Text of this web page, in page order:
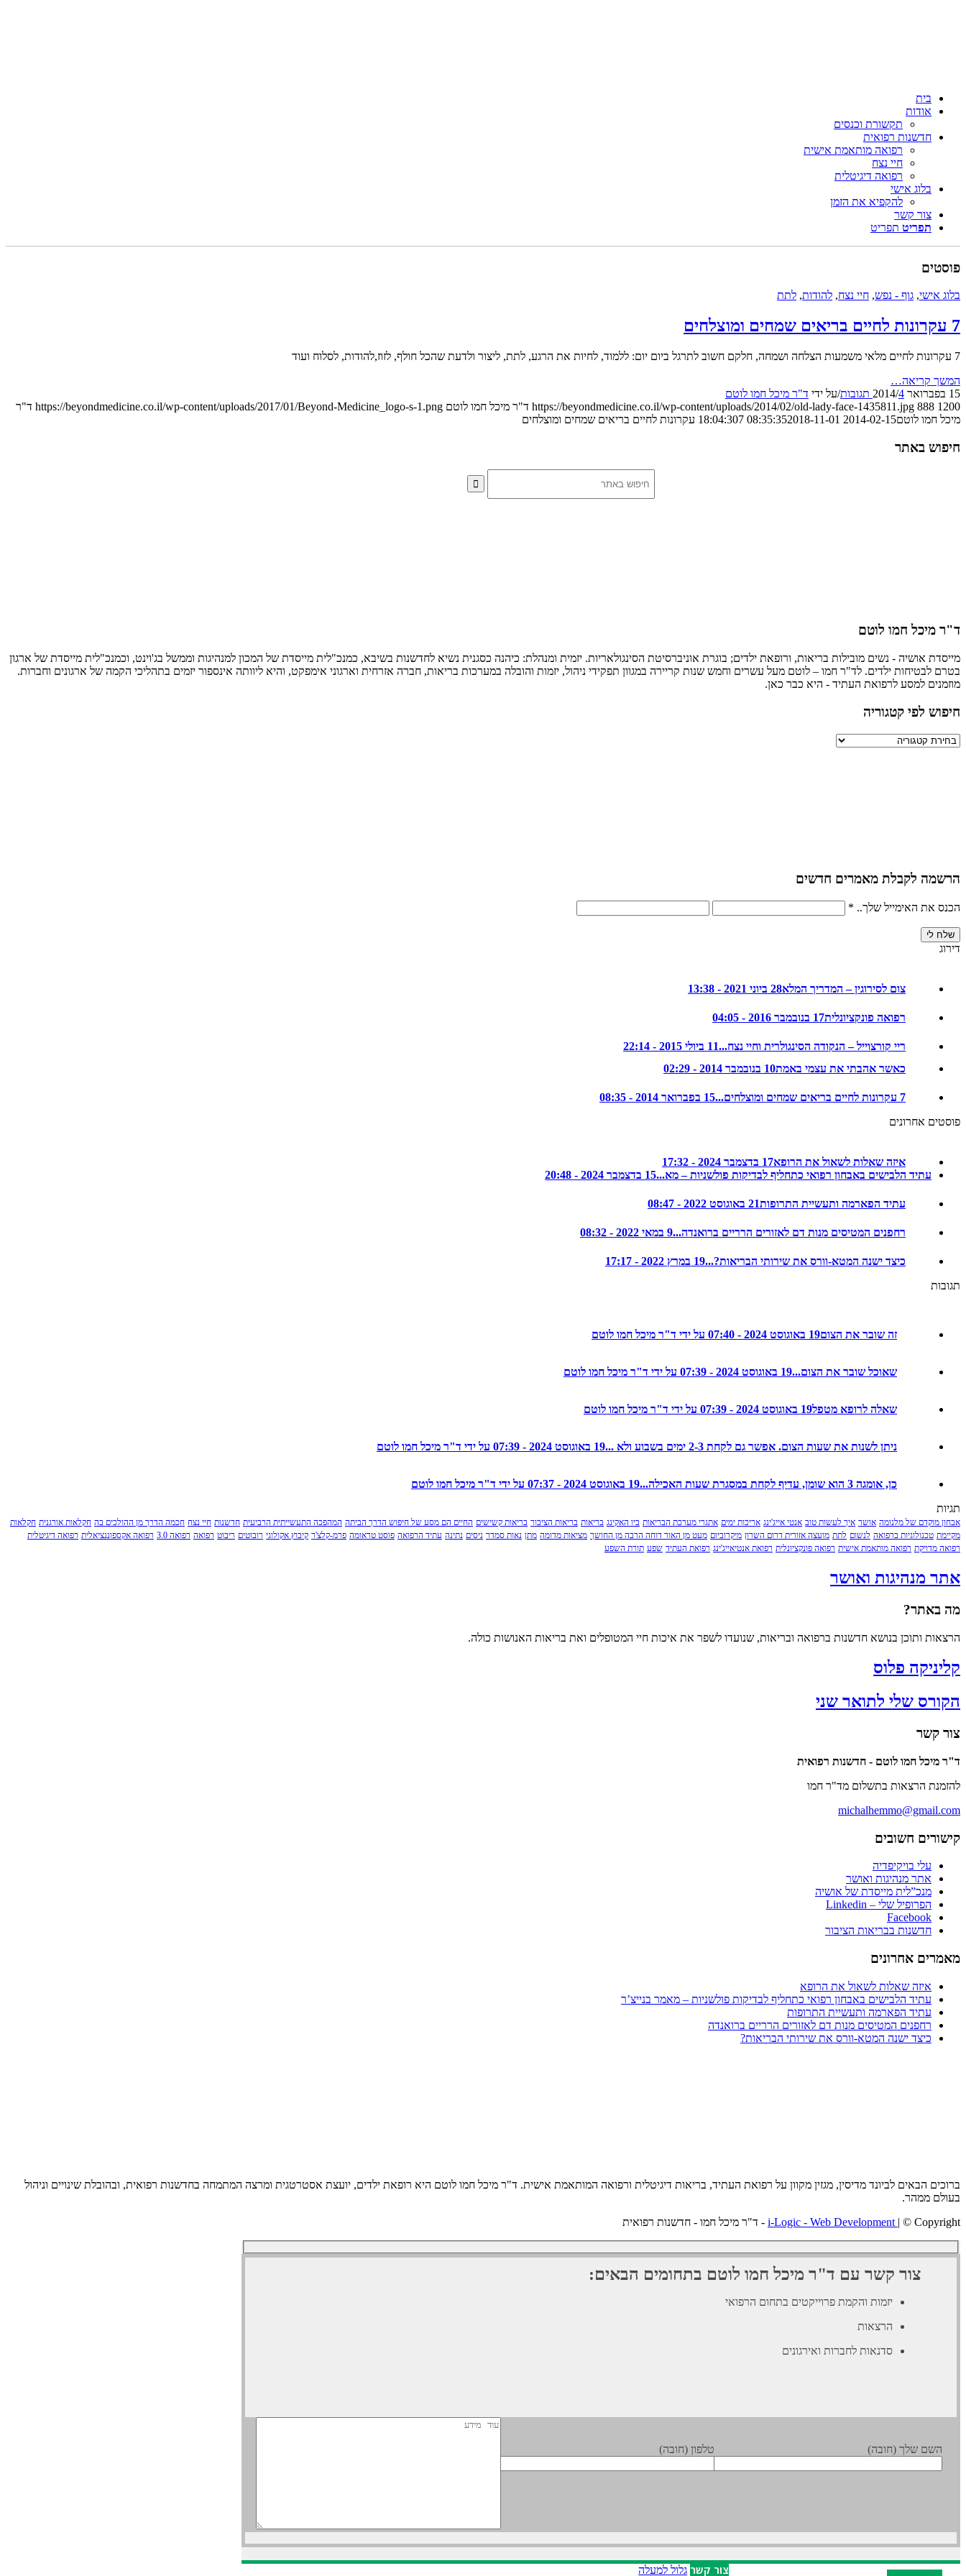
בית
אודות
תקשורת וכנסים
חדשנות רפואית
רפואה מותאמת אישית
חיי נצח
רפואה דיגיטלית
בלוג אישי
להקפיא את הזמן
צור קשר
תפריט תפריט
פוסטים
בלוג אישי, גוף - נפש, חיי נצח, להודות, לתת
7 עקרונות לחיים בריאים שמחים ומוצלחים
7 עקרונות לחיים מלאי משמעות הצלחה ושמחה, חלקם חשוב לתרגל ביום יום: ללמוד, לחיות את הרגע, לתת, ליצור ולדעת שהכל חולף, לזוז,להודות, לסלוח ועוד
המשך קריאה…
15 בפברואר 2014
/4 תגובות /על ידי ד"ר מיכל חמו לוטם
https://beyondmedicine.co.il/wp-content/uploads/2014/02/old-lady-face-1435811.jpg 888 1200 ד"ר מיכל חמו לוטם https://beyondmedicine.co.il/wp-content/uploads/2017/01/Beyond-Medicine_logo-s-1.png ד"ר
מיכל חמו לוטם2014-02-15 08:35:35
2018-11-01 18:04:30 7 עקרונות לחיים בריאים שמחים ומוצלחים
חיפוש באתר
ד"ר מיכל חמו לוטם
מייסדת אושיה - נשים מובילות בריאות, ורופאת ילדים; בוגרת אוניברסיטת הסינגולאריות. יזמית ומנהלת: כיהנה כסגנית נשיא לחדשנות בשיבא, כמנכ"לית מייסדת של המכון למנהיגות וממשל בג'וינט, וכמנכ"לית מייסדת של ארגון
בטרם לבטיחות ילדים. לד"ר חמו – לוטם מעל עשרים וחמש שנות קריירה במגוון תפקידי ניהול, יזמות והובלה במערכות בריאות, חברה אזרחית וארגוני אימפקט, והיא ליוותה אינספור יזמים בתהליכי הקמה של ארגונים וחברות.
מוזמנים למסע לרפואת העתיד - היא כבר כאן.
חיפוש לפי קטגוריה
חיפוש
הרשמה לקבלת מאמרים חדשים
הכנס את האימייל שלך.. *
דירוג
צום לסירוגין – המדריך המלא28 ביוני 2021 - 13:38
רפואה פונקציונלית17 בנובמבר 2016 - 04:05
ריי קורצוייל – הנקודה הסינגולרית וחיי נצח...11 ביולי 2015 - 22:14
כאשר אהבתי את עצמי באמת10 בנובמבר 2014 - 02:29
7 עקרונות לחיים בריאים שמחים ומוצלחים...
15 בפברואר 2014 - 08:35
פוסטים אחרונים
איזה שאלות לשאול את הרופא17 בדצמבר 2024 - 17:32
עתיד הלבישים באבחון רפואי כתחליף לבדיקות פולשניות – מא...15 בדצמבר 2024 - 20:48
עתיד הפארמה ותעשיית התרופות21 באוגוסט 2022 - 08:47
רחפנים המטיסים מנות דם לאזורים הרריים ברואנדה...9 במאי 2022 - 08:32
כיצד ישנה המטא-וורס את שירותי הבריאות?...19 במרץ 2022 - 17:17
תגובות
זה שובר את הצום19 באוגוסט 2024 - 07:40 על ידי ד"ר מיכל חמו לוטם
שאוכל שובר את הצום...19 באוגוסט 2024 - 07:39 על ידי ד"ר מיכל חמו לוטם
שאלה לרופא מטפל19 באוגוסט 2024 - 07:39 על ידי ד"ר מיכל חמו לוטם
ניתן לשנות את שעות הצום. אפשר גם לקחת 2-3 ימים בשבוע ולא ... 19 באוגוסט 2024 - 07:39 על ידי ד"ר מיכל חמו לוטם
כן, אומגה 3 הוא שומן, עדיף לקחת במסגרת שעות האכילה...
19 באוגוסט 2024 - 07:37 על ידי ד"ר מיכל חמו לוטם
תגיות
אבחון מוקדם של מלנומה אושר איך לעשות טוב אנטי אייג'ינג אריכות ימים אתגרי מערכת הבריאות ביו האקינג בריאות בריאות הציבור בריאות קשישים החיים הם מסע של חיפוש הדרך הביתה המהפכה התעשייתית הרביעית חדשנות חיי נצח חכמה הדרך מן ההולכים בה חקלאות אורגנית חקלאות
מקיימת טכנולוגיות ברפואה לנשום לתת מועצה אזורית דרום השרון מיקרוביום מעט מן האור דוחה הרבה מן החושך מציאות מדומה מתן נאות סמדר ניסים נתינה עתיד הרפואה פוסט טראומה פרמ-קלצ'ר קיבוץ אקולוגי רובוטים ריבוט רפואה רפואה 3.0 רפואה אקספוננציאלית רפואה דיגיטלית
רפואה מדויקת רפואה מותאמת אישית רפואה פונקציונלית רפואת אנטיאייג'ינג רפואת העתיד שפע תורת השפע
אתר מנהיגות ואושר
מה באתר?
הרצאות ותוכן בנושא חדשנות ברפואה ובריאות, שנועדו לשפר את איכות חיי המטופלים ואת בריאות האנושות כולה.
קליניקה פלוס
הקורס שלי לתואר שני
צור קשר
ד"ר מיכל חמו לוטם - חדשנות רפואית
להזמנת הרצאות בתשלום מד"ר חמו
michalhemmo@gmail.com
קישורים חשובים
עלי בויקיפדיה
אתר מנהיגות ואושר
מנכ”לית מייסדת של אושיה
הפרופיל שלי – Linkedin
Facebook
חדשנות בבריאות הציבור
מאמרים אחרונים
איזה שאלות לשאול את הרופא
עתיד הלבישים באבחון רפואי כתחליף לבדיקות פולשניות – מאמר בנייצ’ר
עתיד הפארמה ותעשיית התרופות
רחפנים המטיסים מנות דם לאזורים הרריים ברואנדה
כיצד ישנה המטא-וורס את שירותי הבריאות?
ברוכים הבאים לביונד מדיסין, מגזין מקוון על רפואת העתיד, בריאות דיגיטלית ורפואה המותאמת אישית. ד"ר מיכל חמו לוטם היא רופאת ילדים, יועצת אסטרטגית ומרצה המתמחה בחדשנות רפואית, ובהובלת שינויים וניהול
בעולם ממהר.
i-Logic - Web Development | © Copyright - ד"ר מיכל חמו - חדשנות רפואית
צור קשר עם ד"ר מיכל חמו לוטם בתחומים הבאים:
יזמות והקמת פרוייקטים בתחום הרפואי
הרצאות
סדנאות לחברות ואירגונים
השם שלך (חובה) טלפון (חובה)
צור קשר גלול למעלה